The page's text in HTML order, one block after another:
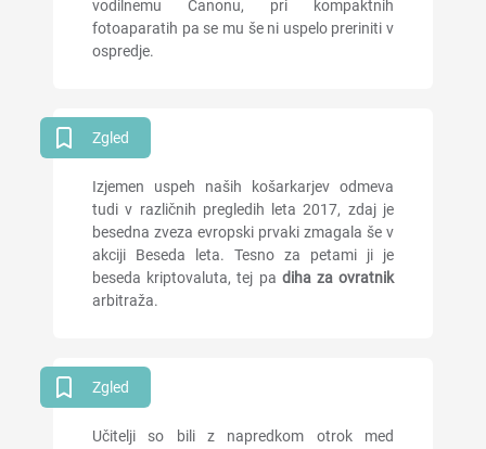
vodilnemu Canonu, pri kompaktnih
fotoaparatih pa se mu še ni uspelo preriniti v
ospredje.
Zgled
Izjemen uspeh naših košarkarjev odmeva
tudi v različnih pregledih leta 2017, zdaj je
besedna zveza evropski prvaki zmagala še v
akciji Beseda leta. Tesno za petami ji je
beseda kriptovaluta, tej pa diha za ovratnik
arbitraža.
Zgled
Učitelji so bili z napredkom otrok med